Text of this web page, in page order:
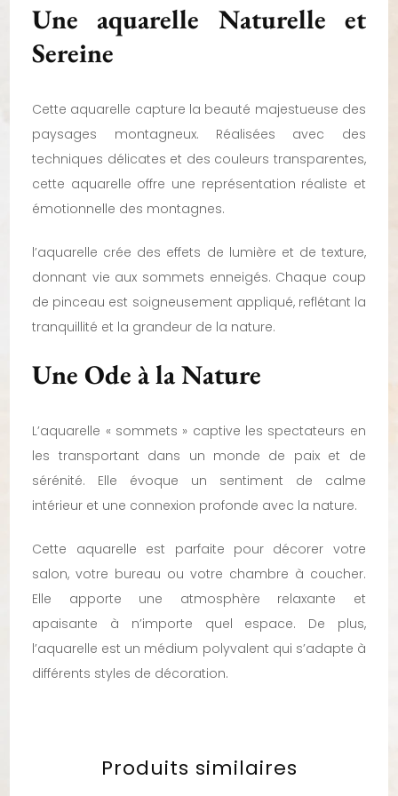
Une aquarelle Naturelle et
Sereine
Cette aquarelle capture la beauté majestueuse des
paysages montagneux. Réalisées avec des
techniques délicates et des couleurs transparentes,
cette aquarelle offre une représentation réaliste et
émotionnelle des montagnes.
l’aquarelle crée des effets de lumière et de texture,
donnant vie aux sommets enneigés. Chaque coup
de pinceau est soigneusement appliqué, reflétant la
tranquillité et la grandeur de la nature.
Une Ode à la Nature
L’aquarelle « sommets » captive les spectateurs en
les transportant dans un monde de paix et de
sérénité. Elle évoque un sentiment de calme
intérieur et une connexion profonde avec la nature.
Cette aquarelle est parfaite pour décorer votre
salon, votre bureau ou votre chambre à coucher.
Elle apporte une atmosphère relaxante et
apaisante à n’importe quel espace. De plus,
l’aquarelle est un médium polyvalent qui s’adapte à
différents styles de décoration.
Produits similaires